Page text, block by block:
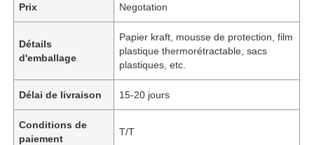
Prix Negotation
Détails
d'emballage
Papier kraft, mousse de protection, film
plastique thermorétractable, sacs
plastiques, etc.
Délai de livraison 15-20 jours
Conditions de
paiement
T/T